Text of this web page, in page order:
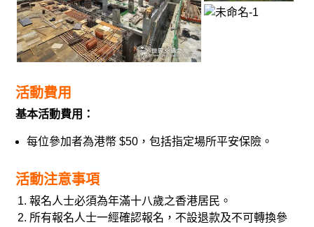
活動費用
基本活動費用：
每位參加者為港幣 $50，包括指定場所平安保險。
活動注意事項
報名人士必須為年滿十八歲之香港居民。
所有報名人士一經確認報名，不設退款及不可轉換參